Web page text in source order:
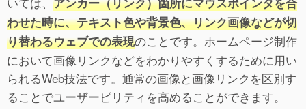
わせた時に、テキスト色や背景色、リンク画像などが切
り替わるウェブでの表現のことです。ホームページ制作
において画像リンクなどをわかりやすくするために用い
られるWeb技法です。通常の画像と画像リンクを区別す
ることでユーザービリティを高めることができます。